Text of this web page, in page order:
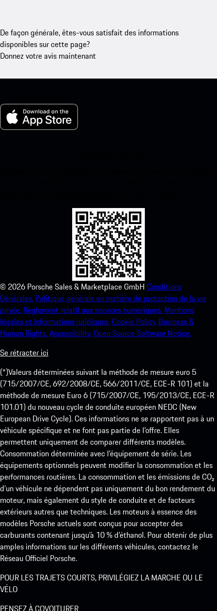
De façon générale, êtes-vous satisfait des informations
disponibles sur cette page?
Donnez votre avis maintenant
© 2026 Porsche Sales & Marketplace GmbH Conditions
Générales. Politique générale en matière de protection de la vie
privée. Règlement relatif aux services numériques. Mentions
légales et informations juridiques.Cookie Policy. Business &
Human Rights.Accessibility.Open Source Software Notice.
Se rétracter ici
(*)Valeurs déterminées suivant la méthode de mesure euro 5
(715/2007/CE, 692/2008/CE, 566/2011/CE, ECE-R 101) et la
méthode de mesure Euro 6 (715/2007/CE, 195/2013/CE, ECE-R
101.01) du nouveau cycle de conduite européen NEDC (New
European Drive Cycle). Ces informations ne se rapportent pas à un
véhicule spécifique et ne font pas partie de l’offre. Elles
permettent uniquement de comparer différents modèles.
Consommation déterminée avec l’équipement de série. Les
équipements optionnels peuvent modifier la consommation et les
performances routières. La consommation et les émissions de CO₂
d’un véhicule ne dépendent pas uniquement du bon rendement du
moteur, mais également du style de conduite et de facteurs
extérieurs autres que techniques. Les moteurs à essence des
modèles Porsche actuels sont conçus pour accepter des
carburants contenant jusqu’à 10 % d’éthanol. Pour obtenir de plus
amples informations sur les différents véhicules, contactez le
Réseau Officiel Porsche.
POUR LES TRAJETS COURTS, PRIVILÉGIEZ LA MARCHE OU LE
VÉLO
PENSEZ À COVOITURER